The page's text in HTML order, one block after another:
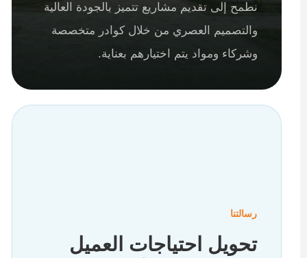
نطمح إلى تقديم مشاريع تتميز بالجودة العالية
والتصميم العصري من خلال كوادر متخصصة
وشركاء ومواد يتم اختيارهم بعناية.
رسالتنا
تحويل احتياجات العميل